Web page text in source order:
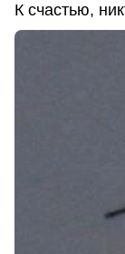
К счастью,